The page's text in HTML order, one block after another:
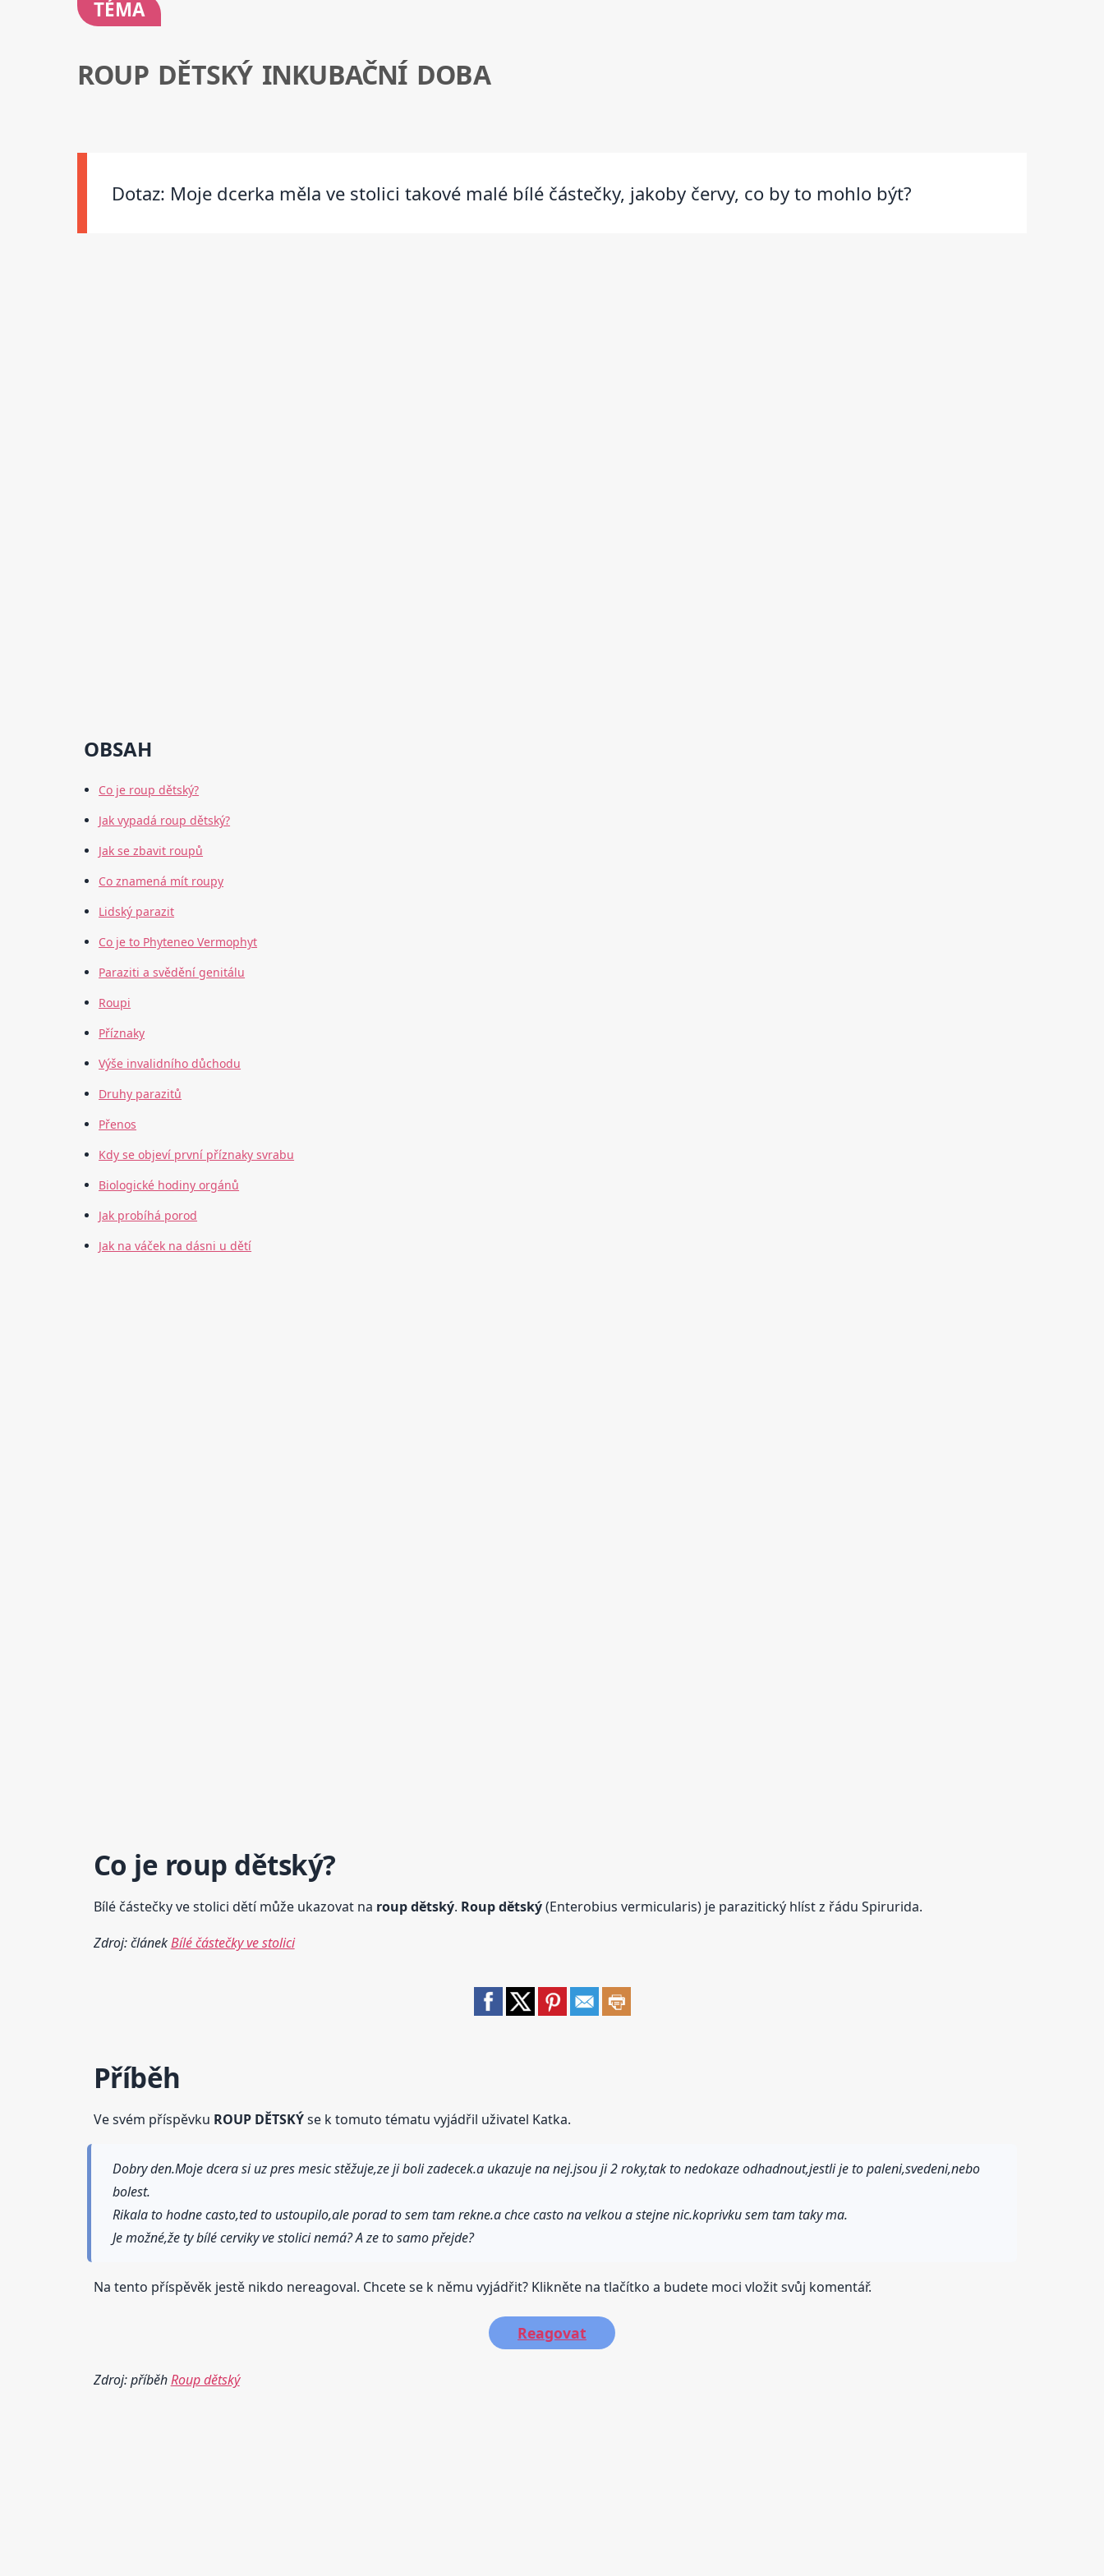
TÉMA
ROUP DĚTSKÝ INKUBAČNÍ DOBA
Dotaz: Moje dcerka měla ve stolici takové malé bílé částečky, jakoby červy, co by to mohlo být?
OBSAH
Co je roup dětský?
Jak vypadá roup dětský?
Jak se zbavit roupů
Co znamená mít roupy
Lidský parazit
Co je to Phyteneo Vermophyt
Paraziti a svědění genitálu
Roupi
Příznaky
Výše invalidního důchodu
Druhy parazitů
Přenos
Kdy se objeví první příznaky svrabu
Biologické hodiny orgánů
Jak probíhá porod
Jak na váček na dásni u dětí
Co je roup dětský?
Bílé částečky ve stolici dětí může ukazovat na roupdětský. Roupdětský(Enterobius vermicularis) je parazitický hlíst z řádu Spirurida.
Zdroj: článekBílé částečky ve stolici
Příběh
Ve svém příspěvku ROUP DĚTSKÝse k tomuto tématu vyjádřil uživatel Katka.
Dobry den.Moje dcera si uz pres mesic stěžuje,ze ji boli zadecek.a ukazuje na nej.jsou ji 2 roky,tak to nedokaze odhadnout,jestli je to paleni,svedeni,nebo
bolest.
Rikala to hodne casto,ted to ustoupilo,ale porad to sem tam rekne.a chce casto na velkou a stejne nic.koprivku sem tam taky ma.
Je možné,že ty bílé cerviky ve stolici nemá? A ze to samo přejde?
Na tento příspěvěk jestě nikdo nereagoval. Chcete se k němu vyjádřit? Klikněte na tlačítko a budete moci vložit svůj komentář.
Reagovat
Zdroj: příběhRoup dětský